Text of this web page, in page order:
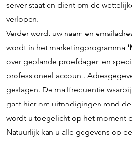
server staat en dient om de
verlopen.
Verder wordt uw naam en
wordt in het marketingprogramma
over geplande proefdagen en
professioneel account.
geslagen. De mailfrequentie
gaat hier om uitnodigingen rond
wordt u toegelicht op het moment
Natuurlijk kan u alle gegevens op